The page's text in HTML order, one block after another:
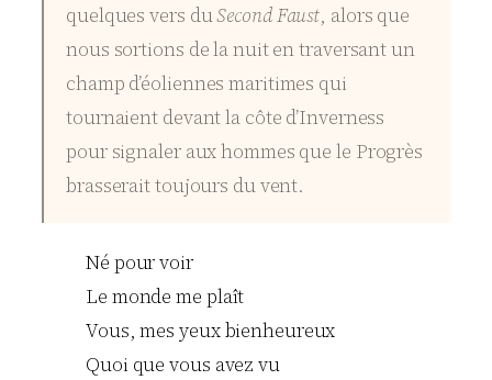
quelques vers duSecond Faust, alors que
nous sortions de la nuit en traversant un
champ d’éoliennes maritimes qui
tournaient devant la côte d’Inverness
pour signaler aux hommes que le Progrès
brasserait toujours du vent.
Né pour voir
Le monde me plaît
Vous, mes yeux bienheureux
Quoi que vous avez vu